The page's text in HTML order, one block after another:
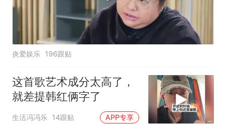
炎爱娱乐 196跟贴
这首歌艺术成分太高了，
就差提韩红俩字了
生活冯冯乐 14跟贴 APP专享